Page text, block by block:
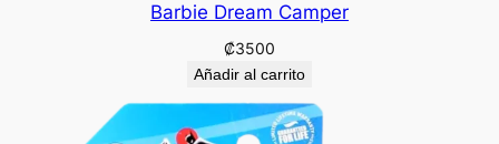
Barbie Dream Camper
₡3500
Añadir al carrito